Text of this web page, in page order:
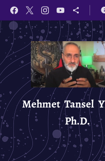
Mehmet Tansel
Ph.D.